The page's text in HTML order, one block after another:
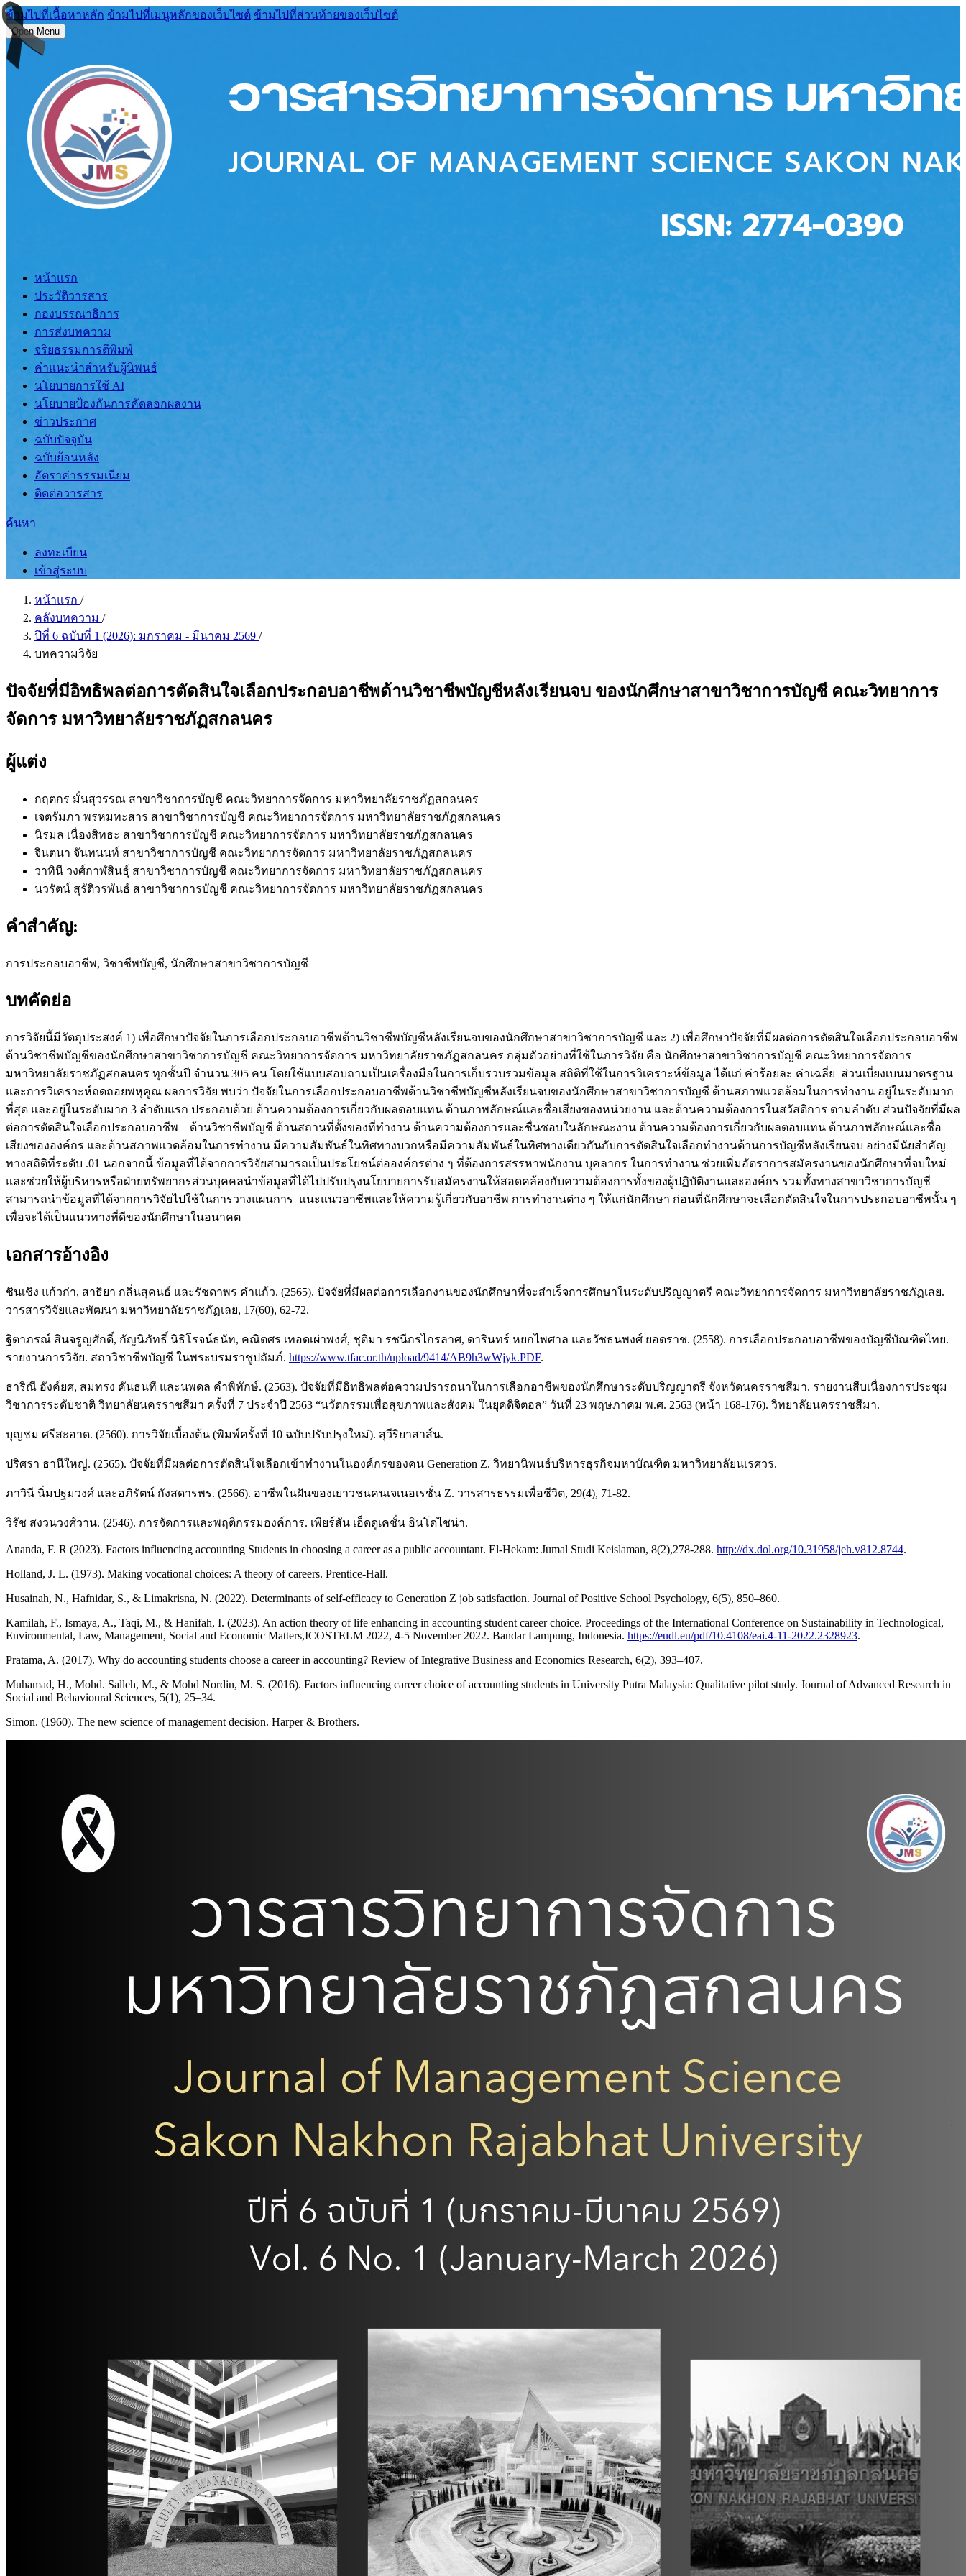
ข้ามไปที่เนื้อหาหลัก ข้ามไปที่เมนูหลักของเว็บไซต์ ข้ามไปที่ส่วนท้ายของเว็บไซต์
Open Menu
หน้าแรก
ประวัติวารสาร
กองบรรณาธิการ
การส่งบทความ
จริยธรรมการตีพิมพ์
คำแนะนำสำหรับผู้นิพนธ์
นโยบายการใช้ AI
นโยบายป้องกันการคัดลอกผลงาน
ข่าวประกาศ
ฉบับปัจจุบัน
ฉบับย้อนหลัง
อัตราค่าธรรมเนียม
ติดต่อวารสาร
ค้นหา
ลงทะเบียน
เข้าสู่ระบบ
หน้าแรก /
คลังบทความ /
ปีที่ 6 ฉบับที่ 1 (2026): มกราคม - มีนาคม 2569 /
บทความวิจัย
ปัจจัยที่มีอิทธิพลต่อการตัดสินใจเลือกประกอบอาชีพด้านวิชาชีพบัญชีหลังเรียนจบ ของนักศึกษาสาขาวิชาการบัญชี คณะวิทยาการ
จัดการ มหาวิทยาลัยราชภัฏสกลนคร
ผู้แต่ง
กฤตกร มั่นสุวรรณ สาขาวิชาการบัญชี คณะวิทยาการจัดการ มหาวิทยาลัยราชภัฏสกลนคร
เจตรัมภา พรหมทะสาร สาขาวิชาการบัญชี คณะวิทยาการจัดการ มหาวิทยาลัยราชภัฏสกลนคร
นิรมล เนื่องสิทธะ สาขาวิชาการบัญชี คณะวิทยาการจัดการ มหาวิทยาลัยราชภัฏสกลนคร
จินตนา จันทนนท์ สาขาวิชาการบัญชี คณะวิทยาการจัดการ มหาวิทยาลัยราชภัฏสกลนคร
วาทินี วงศ์กาฬสินธุ์ สาขาวิชาการบัญชี คณะวิทยาการจัดการ มหาวิทยาลัยราชภัฏสกลนคร
นวรัตน์ สุรัติวรพันธ์ สาขาวิชาการบัญชี คณะวิทยาการจัดการ มหาวิทยาลัยราชภัฏสกลนคร
คำสำคัญ:
การประกอบอาชีพ, วิชาชีพบัญชี, นักศึกษาสาขาวิชาการบัญชี
บทคัดย่อ
การวิจัยนี้มีวัตถุประสงค์ 1) เพื่อศึกษาปัจจัยในการเลือกประกอบอาชีพด้านวิชาชีพบัญชีหลังเรียนจบของนักศึกษาสาขาวิชาการบัญชี และ 2) เพื่อศึกษาปัจจัยที่มีผลต่อการตัดสินใจเลือกประกอบอาชีพ
ด้านวิชาชีพบัญชีของนักศึกษาสาขาวิชาการบัญชี คณะวิทยาการจัดการ มหาวิทยาลัยราชภัฏสกลนคร กลุ่มตัวอย่างที่ใช้ในการวิจัย คือ นักศึกษาสาขาวิชาการบัญชี คณะวิทยาการจัดการ
มหาวิทยาลัยราชภัฏสกลนคร ทุกชั้นปี จำนวน 305 คน โดยใช้แบบสอบถามเป็นเครื่องมือในการเก็บรวบรวมข้อมูล สถิติที่ใช้ในการวิเคราะห์ข้อมูล ได้แก่ ค่าร้อยละ ค่าเฉลี่ย ส่วนเบี่ยงเบนมาตรฐาน
และการวิเคราะห์ถดถอยพหุคูณ ผลการวิจัย พบว่า ปัจจัยในการเลือกประกอบอาชีพด้านวิชาชีพบัญชีหลังเรียนจบของนักศึกษาสาขาวิชาการบัญชี ด้านสภาพแวดล้อมในการทำงาน อยู่ในระดับมาก
ที่สุด และอยู่ในระดับมาก 3 ลำดับแรก ประกอบด้วย ด้านความต้องการเกี่ยวกับผลตอบแทน ด้านภาพลักษณ์และชื่อเสียงของหน่วยงาน และด้านความต้องการในสวัสดิการ ตามลำดับ ส่วนปัจจัยที่มีผล
ต่อการตัดสินใจเลือกประกอบอาชีพ ด้านวิชาชีพบัญชี ด้านสถานที่ตั้งของที่ทำงาน ด้านความต้องการและชื่นชอบในลักษณะงาน ด้านความต้องการเกี่ยวกับผลตอบแทน ด้านภาพลักษณ์และชื่อ
เสียงขององค์กร และด้านสภาพแวดล้อมในการทำงาน มีความสัมพันธ์ในทิศทางบวกหรือมีความสัมพันธ์ในทิศทางเดียวกันกับการตัดสินใจเลือกทำงานด้านการบัญชีหลังเรียนจบ อย่างมีนัยสำคัญ
ทางสถิติที่ระดับ .01 นอกจากนี้ ข้อมูลที่ได้จากการวิจัยสามารถเป็นประโยชน์ต่อองค์กรต่าง ๆ ที่ต้องการสรรหาพนักงาน บุคลากร ในการทำงาน ช่วยเพิ่มอัตราการสมัครงานของนักศึกษาที่จบใหม่
และช่วยให้ผู้บริหารหรือฝ่ายทรัพยากรส่วนบุคคลนำข้อมูลที่ได้ไปปรับปรุงนโยบายการรับสมัครงานให้สอดคล้องกับความต้องการทั้งของผู้ปฏิบัติงานและองค์กร รวมทั้งทางสาขาวิชาการบัญชี
สามารถนำข้อมูลที่ได้จากการวิจัยไปใช้ในการวางแผนการ แนะแนวอาชีพและให้ความรู้เกี่ยวกับอาชีพ การทำงานต่าง ๆ ให้แก่นักศึกษา ก่อนที่นักศึกษาจะเลือกตัดสินใจในการประกอบอาชีพนั้น ๆ
เพื่อจะได้เป็นแนวทางที่ดีของนักศึกษาในอนาคต
เอกสารอ้างอิง
ชินเชิง แก้วก่า, สาธิยา กลิ่นสุคนธ์ และรัชดาพร คำแก้ว. (2565). ปัจจัยที่มีผลต่อการเลือกงานของนักศึกษาที่จะสำเร็จการศึกษาในระดับปริญญาตรี คณะวิทยาการจัดการ มหาวิทยาลัยราชภัฏเลย.
วารสารวิจัยและพัฒนา มหาวิทยาลัยราชภัฏเลย, 17(60), 62-72.
ฐิตาภรณ์ สินจรูญศักดิ์, กัญนิภัทธิ์ นิธิโรจน์ธนัท, คณิตศร เทอดเผ่าพงศ์, ชุติมา รชนีกรไกรลาศ, ดารินทร์ หยกไพศาล และวัชธนพงศ์ ยอดราช. (2558). การเลือกประกอบอาชีพของบัญชีบัณฑิตไทย.
รายงานการวิจัย. สถาวิชาชีพบัญชี ในพระบรมราชูปถัมภ์. https://www.tfac.or.th/upload/9414/AB9h3wWjyk.PDF.
ธาริณี อังค์ยศ, สมทรง คันธนที และนพดล คำพิทักษ์. (2563). ปัจจัยที่มีอิทธิพลต่อความปรารถนาในการเลือกอาชีพของนักศึกษาระดับปริญญาตรี จังหวัดนครราชสีมา. รายงานสืบเนื่องการประชุม
วิชาการระดับชาติ วิทยาลัยนครราชสีมา ครั้งที่ 7 ประจำปี 2563 “นวัตกรรมเพื่อสุขภาพและสังคม ในยุคดิจิตอล” วันที่ 23 พฤษภาคม พ.ศ. 2563 (หน้า 168-176). วิทยาลัยนครราชสีมา.
บุญชม ศรีสะอาด. (2560). การวิจัยเบื้องต้น (พิมพ์ครั้งที่ 10 ฉบับปรับปรุงใหม่). สุวีริยาสาส์น.
ปริศรา ธานีใหญ่. (2565). ปัจจัยที่มีผลต่อการตัดสินใจเลือกเข้าทำงานในองค์กรของคน Generation Z. วิทยานิพนธ์บริหารธุรกิจมหาบัณฑิต มหาวิทยาลัยนเรศวร.
ภาวินี นิ่มปฐมวงศ์ และอภิรัตน์ กังสดารพร. (2566). อาชีพในฝันของเยาวชนคนเจเนอเรชั่น Z. วารสารธรรมเพื่อชีวิต, 29(4), 71-82.
วิรัช สงวนวงศ์วาน. (2546). การจัดการและพฤติกรรมองค์การ. เพียร์สัน เอ็ดดูเคชั่น อินโดไชน่า.
Ananda, F. R (2023). Factors influencing accounting Students in choosing a career as a public accountant. El-Hekam: Jumal Studi Keislaman, 8(2),278-288. http://dx.dol.org/10.31958/jeh.v812.8744.
Holland, J. L. (1973). Making vocational choices: A theory of careers. Prentice-Hall.
Husainah, N., Hafnidar, S., & Limakrisna, N. (2022). Determinants of self-efficacy to Generation Z job satisfaction. Journal of Positive School Psychology, 6(5), 850–860.
Kamilah, F., Ismaya, A., Taqi, M., & Hanifah, I. (2023). An action theory of life enhancing in accounting student career choice. Proceedings of the International Conference on Sustainability in Technological,
Environmental, Law, Management, Social and Economic Matters,ICOSTELM 2022, 4-5 November 2022. Bandar Lampung, Indonesia. https://eudl.eu/pdf/10.4108/eai.4-11-2022.2328923.
Pratama, A. (2017). Why do accounting students choose a career in accounting? Review of Integrative Business and Economics Research, 6(2), 393–407.
Muhamad, H., Mohd. Salleh, M., & Mohd Nordin, M. S. (2016). Factors influencing career choice of accounting students in University Putra Malaysia: Qualitative pilot study. Journal of Advanced Research in
Social and Behavioural Sciences, 5(1), 25–34.
Simon. (1960). The new science of management decision. Harper & Brothers.